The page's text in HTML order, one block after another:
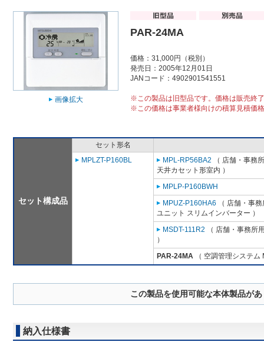
画像拡大
PAR-24MA
価格：31,000円（税別）
発売日：2005年12月01日
JANコード：4902901541551
※この製品は旧型品です。価格は販売終
※この価格は事業者様向けの積算見積価
セット構成品
セット形名
MPLZT-P160BL
MPL-RP56BA2 （ 店舗・事務
天井カセット形室内 ）
MPLP-P160BWH
MPUZ-P160HA6 （ 店舗・事
ユニット スリムインバーター ）
MSDT-111R2 （ 店舗・事務所
）
PAR-24MA （ 空調管理システム
この製品を使用可能な本体製品が
納入仕様書